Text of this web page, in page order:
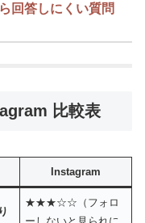
回答しにくい質問
比較表
Instagram
★★★☆☆（フォロ